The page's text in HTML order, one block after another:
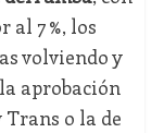
7 %, los
volviendo y
aprobación
o la de